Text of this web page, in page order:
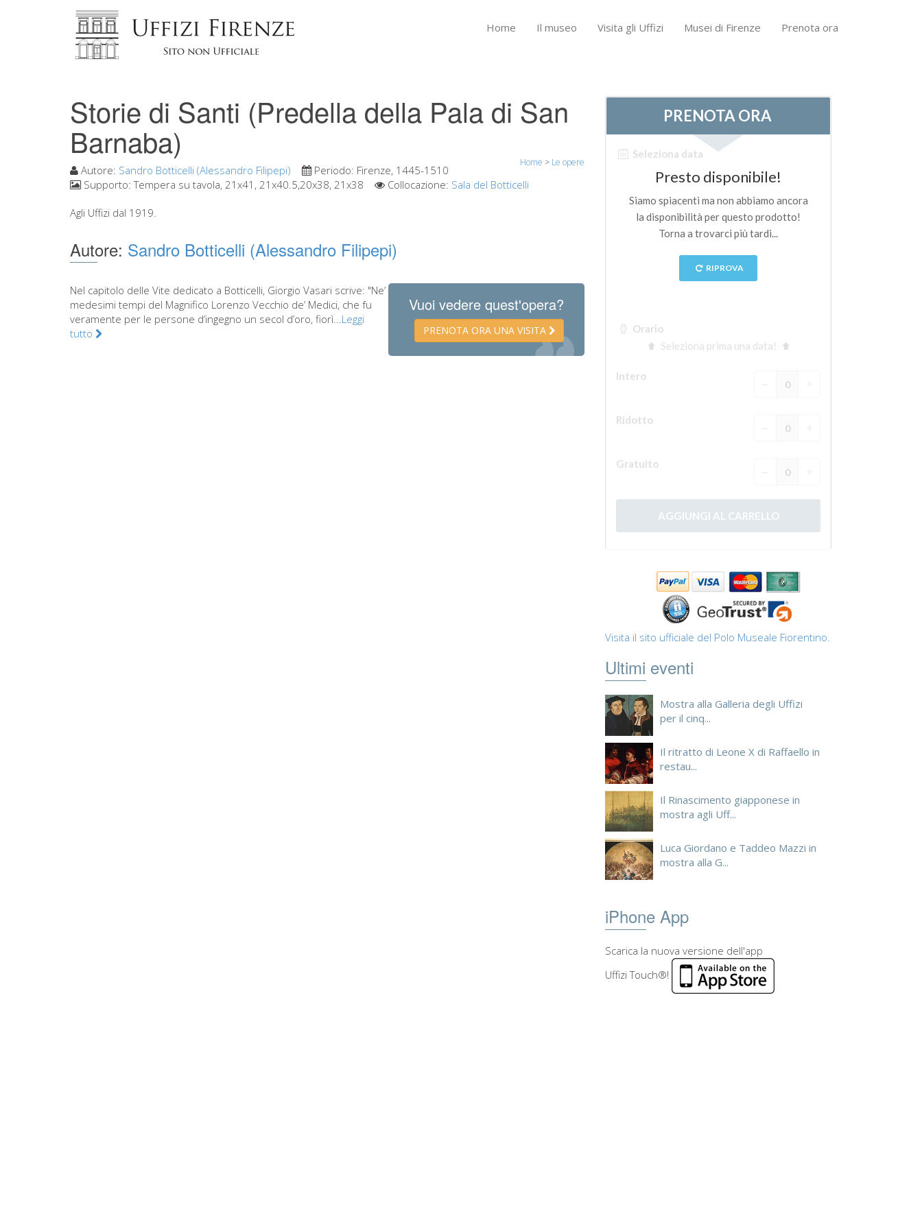
Home Il museo Visita gli Uffizi Musei di Firenze Prenota ora
Storie di Santi (Predella della Pala di San
Barnaba)
Home > Le opere
Autore: Sandro Botticelli (Alessandro Filipepi) Periodo: Firenze, 1445-1510
Supporto:Tempera su tavola, 21x41, 21x40.5,20x38, 21x38 Collocazione: Sala del Botticelli
Agli Uffizi dal 1919.
Autore: Sandro Botticelli (Alessandro Filipepi)
Vuoi vedere quest'opera?
PRENOTA ORA UNA VISITA
Nel capitolo delle Vite dedicato a Botticelli, Giorgio Vasari scrive: "Ne’
medesimi tempi del Magnifico Lorenzo Vecchio de’ Medici, che fu
veramente per le persone d’ingegno un secol d’oro, fiorì...Leggi
tutto
Visita il sito ufficiale del Polo Museale Fiorentino.
Ultimi eventi
Mostra alla Galleria degli Uffizi
per il cinq...
Il ritratto di Leone X di Raffaello in
restau...
Il Rinascimento giapponese in
mostra agli Uff...
Luca Giordano e Taddeo Mazzi in
mostra alla G...
iPhone App
Scarica la nuova versione dell'app
Uffizi Touch®!